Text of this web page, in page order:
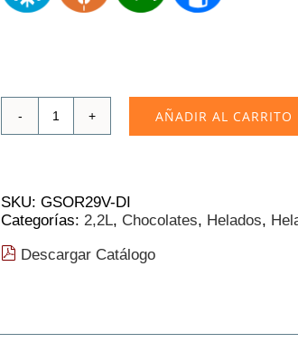
Helado
Dark
|
(9.62€/L)
AÑADIR AL CARRITO
SKU: GSOR29V-DI
Categorías: 2,2L, Chocolates, Helados,
Descargar Catálogo